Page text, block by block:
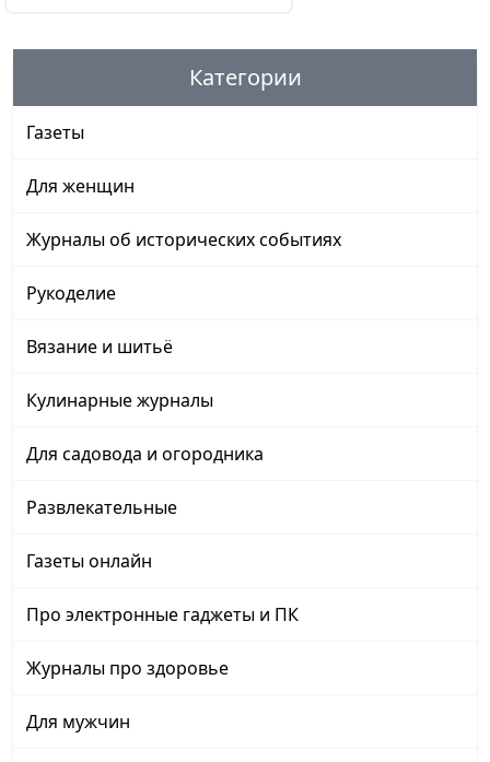
Категории
Газеты
Для женщин
Журналы об исторических событиях
Рукоделие
Вязание и шитьё
Кулинарные журналы
Для садовода и огородника
Развлекательные
Газеты онлайн
Про электронные гаджеты и ПК
Журналы про здоровье
Для мужчин